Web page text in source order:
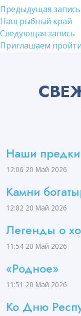
Навигация
по
записям
Предыдущая запись
Наш рыбный край
Следующая запись
Приглашаем
Наши предки
12:06 20 Май 2026
Камни
12:02 20 Май 2026
Легенды о
11:54 20 Май 2026
«Родное»
11:51 20 Май 2026
Ко Дню